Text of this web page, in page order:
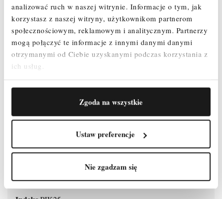
analizować ruch w naszej witrynie. Informacje o tym, jak
korzystasz z naszej witryny, użytkownikom partnerom
społecznościowym, reklamowym i analitycznym. Partnerzy
mogą połączyć te informacje z innymi danymi danymi
otrzymanymi od Ciebie uzyskanymi podczas korzystania z
ich usług.
Zgoda na wszystkie
Ustaw preferencje
Nie zgadzam się
SZCZEGÓŁY PRODUKTU